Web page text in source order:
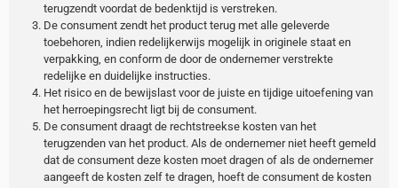
terugzendt voordat de bedenktijd is verstreken.
De consument zendt het product terug met alle geleverde
toebehoren, indien redelijkerwijs mogelijk in originele staat en
verpakking, en conform de door de ondernemer verstrekte
redelijke en duidelijke instructies.
Het risico en de bewijslast voor de juiste en tijdige uitoefening van
het herroepingsrecht ligt bij de consument.
De consument draagt de rechtstreekse kosten van het
terugzenden van het product. Als de ondernemer niet heeft gemeld
dat de consument deze kosten moet dragen of als de ondernemer
aangeeft de kosten zelf te dragen, hoeft de consument de kosten